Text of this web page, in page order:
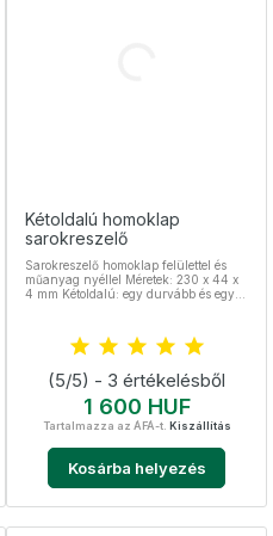
Kétoldalú homoklap
sarokreszelő
Sarokreszelő homoklap felülettel és
műanyag nyéllel Méretek: 230 x 44 x
4 mm Kétoldalú: egy durvább és egy
(5/5) - 3 értékelésből
Ár
1 600 HUF
Tartalmazza az ÁFÁ-t. Kiszállítás
Kosárba helyezés